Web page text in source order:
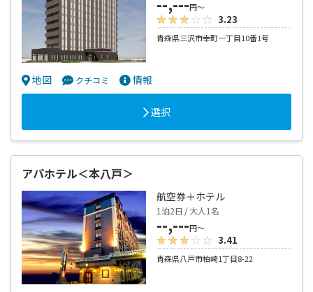
円～
3.23
青森県三沢市幸町一丁目10番1号
地図 クチコミ 情報
選択
アパホテル＜本八戸＞
航空券＋ホテル
1泊2日 / 大人1名
--,---円～
3.41
青森県八戸市柏崎1丁目8-22